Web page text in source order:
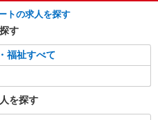
業しているようじゃダメか、定
いと
2125円 ＜日払い有/週払い有/交
数 マイカー通勤OK
トの求人を探す
す
福祉すべて
を探す